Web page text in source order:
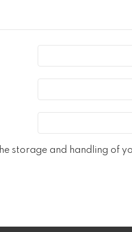
storage and handling of